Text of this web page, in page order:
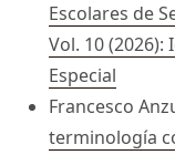
Escolares de
Vol. 10
Especial
Francesco
terminología